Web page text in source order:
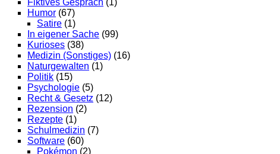
Fiktives Gespräch (1)
Humor (67)
Satire (1)
In eigener Sache (99)
Kurioses (38)
Medizin (Sonstiges) (16)
Naturgewalten (1)
Politik (15)
Psychologie (5)
Recht & Gesetz (12)
Rezension (2)
Rezepte (1)
Schulmedizin (7)
Software (60)
Pokémon (2)